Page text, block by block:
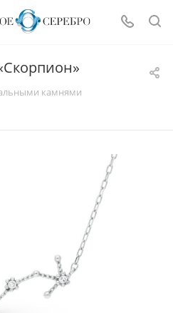
камнями